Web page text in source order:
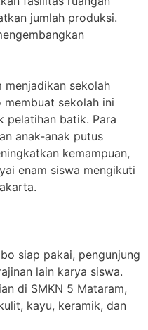
jumlah produksi.
menjadikan sekolah
sekolah ini
pelatihan batik. Para
anak-anak putus
kemampuan,
enam siswa mengikuti
siap pakai, pengunjung
lain karya siswa.
di SMKN 5 Mataram,
kayu, keramik, dan